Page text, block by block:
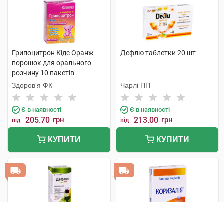
Грипоцитрон Кідс Оранж
порошок для орального
розчину 10 пакетів
Здоров'я ФК
Є в наявності
від 205.70 грн
КУПИТИ
Дефлю таблетки 20 шт
Чарлі ПП
Є в наявності
від 213.00 грн
КУПИТИ